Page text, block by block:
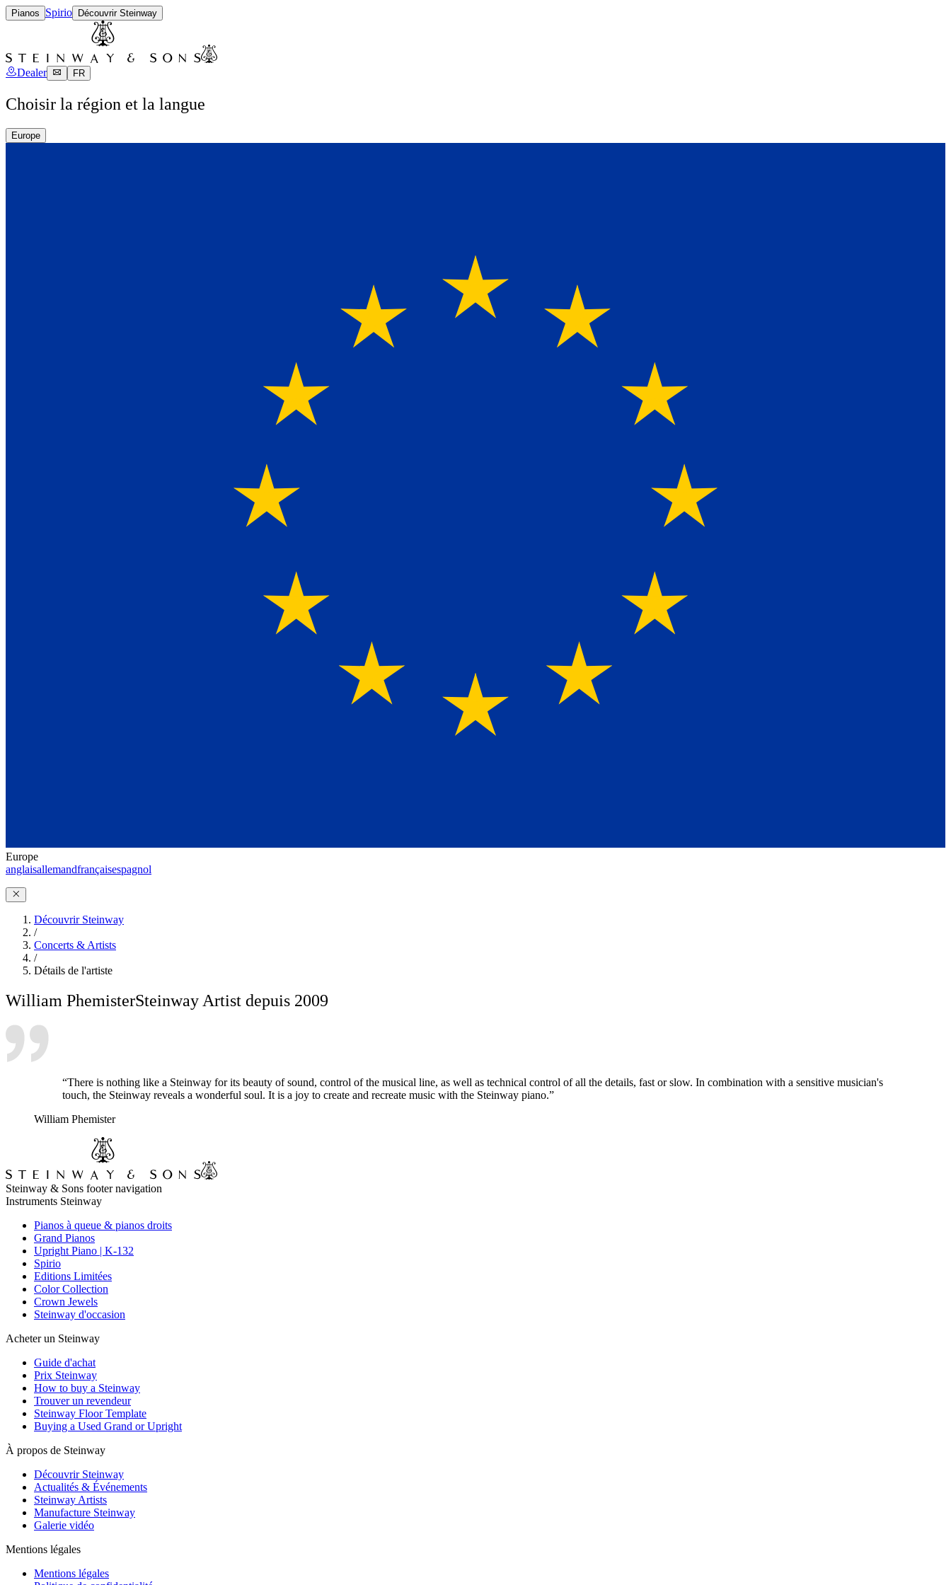
Pianos Spirio Découvrir Steinway
Dealer FR
Choisir la région et la langue
Europe
Europe
anglaisallemandfrançaisespagnol
Découvrir Steinway
/
Concerts & Artists
/
Détails de l'artiste
William PhemisterSteinway Artist depuis 2009
“There is nothing like a Steinway for its beauty of sound, control of the musical line, as well as technical control of all the details, fast or slow. In combination with a sensitive musician's
touch, the Steinway reveals a wonderful soul. It is a joy to create and recreate music with the Steinway piano.”
William Phemister
Steinway & Sons footer navigation
Instruments Steinway
Pianos à queue & pianos droits
Grand Pianos
Upright Piano | K-132
Spirio
Editions Limitées
Color Collection
Crown Jewels
Steinway d'occasion
Acheter un Steinway
Guide d'achat
Prix Steinway
How to buy a Steinway
Trouver un revendeur
Steinway Floor Template
Buying a Used Grand or Upright
À propos de Steinway
Découvrir Steinway
Actualités & Événements
Steinway Artists
Manufacture Steinway
Galerie vidéo
Mentions légales
Mentions légales